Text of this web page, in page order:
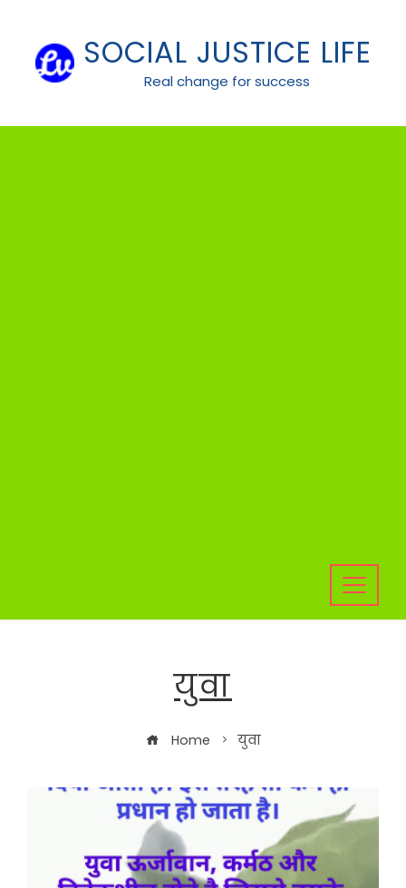
content
SOCIAL JUSTICE LIFE
Real change for success
युवा
Home युवा